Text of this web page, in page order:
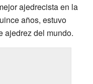
ajedrecista en la
años, estuvo
ajedrez del mundo.